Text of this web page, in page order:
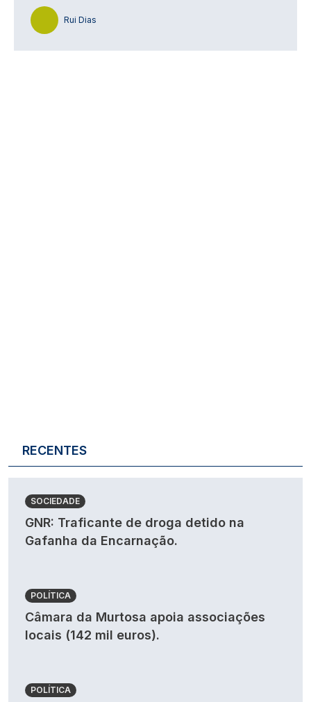
Rui Dias
RECENTES
SOCIEDADE
GNR: Traficante de droga detido na
Gafanha da Encarnação.
POLÍTICA
Câmara da Murtosa apoia associações
locais (142 mil euros).
POLÍTICA